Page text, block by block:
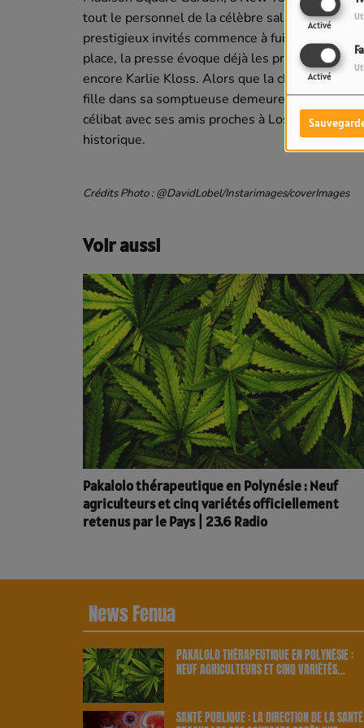
Activé
Activé
tout le personnel de la célèbre salle à signer
prestigieux invités commence à fuiter dans
place, la presse évoque déjà les présences de
encore Karlie Kloss. Alors que la chanteuse
fille dans sa somptueuse demeure de Rhode
célibat avec ses amis proches à Los Angeles,
historique.
Crédits Photo : @DavidLobel/Instarimages/coverImages
Voir aussi
Pakalolo thérapeutique en Polynésie : Neuf
agriculteurs et cinq variétés officiellement
retenus par le Pays | 23.6 Radio
News Fenua
PAKALOLO THÉRAPEUTIQUE EN POLYNÉSIE :
NEUF AGRICULTEURS ET CINQ VARIÉTÉS
SANTÉ PUBLIQUE : LA DIRECTION DE LA SANTÉ